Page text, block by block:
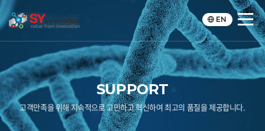
EN
SUPPORT
고객만족을 위해 지속적으로 고민하고 혁신하여 최고의 품질을 제공합니다.